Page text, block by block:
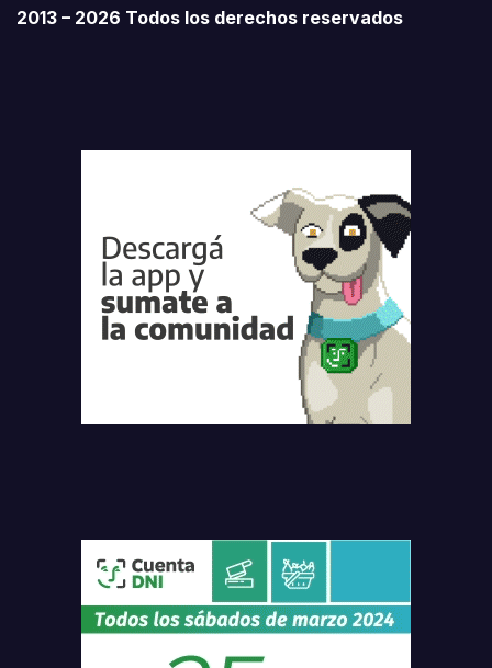
2013 – 2026 Todos los derechos reservados